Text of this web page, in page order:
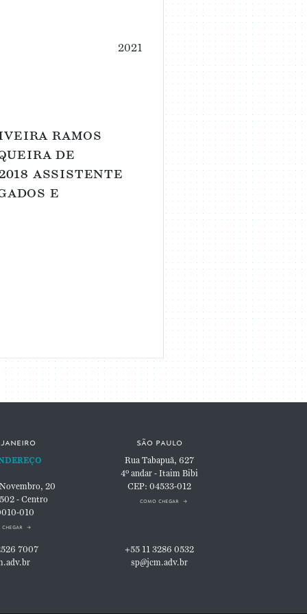
2021
ramos
de
assistente
e
20
- Centro
010
7007
são paulo
Rua Tabapuã, 627
4º andar - Itaim Bibi
CEP: 04533-012
como chegar
+55 11 3286 0532
sp@jcm.adv.br